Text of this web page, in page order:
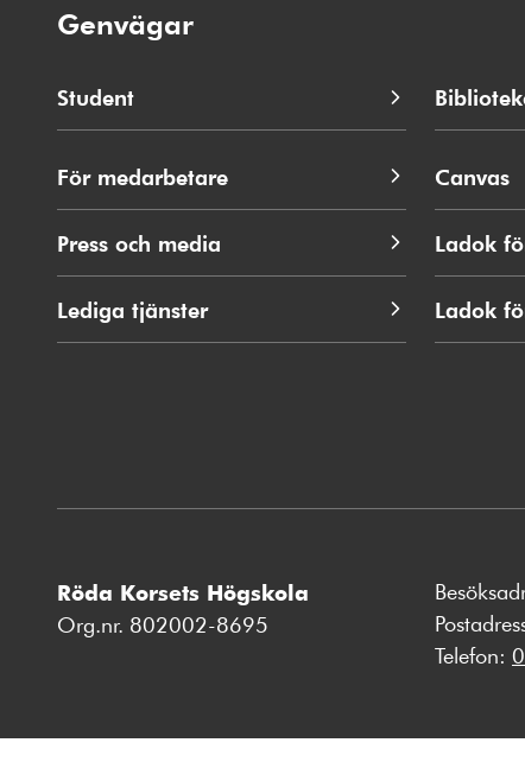
Genvägar
Student
För medarbetare
Press och media
Lediga tjänster
Canvas
Ladok
Ladok
Röda Korsets Högskola
Org.nr. 802002-8695
Telefon: